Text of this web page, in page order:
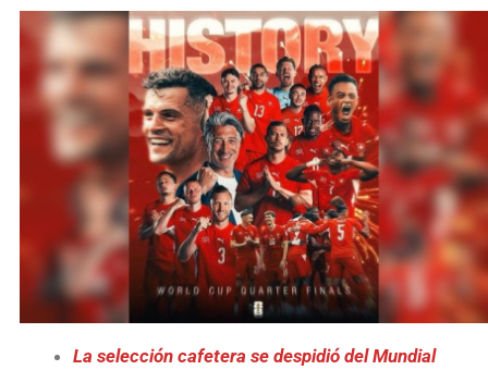
La selección cafetera se despidió del Mundial